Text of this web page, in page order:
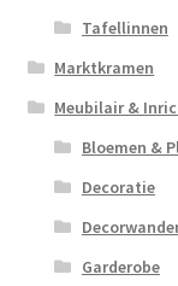
Tafellinnen
Marktkramen
Meubilair &
Bloemen &
Decoratie
Garderobe